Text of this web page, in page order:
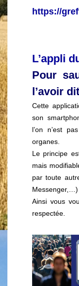
https://
L’appli
Pour
l’avoir
Cette
son
l’on n’est
organes.
Le principe
mais
par toute
Messenger,…)
Ainsi vous
respectée.